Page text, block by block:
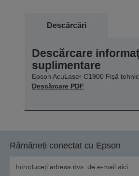
Descărcări
Descărcare
suplimentare
Epson AcuLaser C1900 Fișă
Descărcare PDF
Rămâneți conectat cu Epson